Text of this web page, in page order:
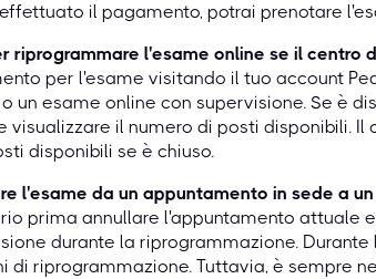
il pagamento, potrai prenotare
riprogrammare l'esame online se il centro
per l'esame visitando il tuo account
un esame online con supervisione. Se è
visualizzare il numero di posti disponibili. Il
disponibili se è chiuso.
l'esame da un appuntamento in sede a
prima annullare l'appuntamento attuale
durante la riprogrammazione. Durante
di riprogrammazione. Tuttavia, è sempre